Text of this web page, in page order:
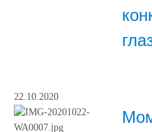
22.10.2020